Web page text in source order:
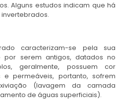
Alguns estudos indicam que há
caracterizam-se pela sua
por serem antigos, datados no
geralmente, possuem cor
permeáveis, portanto, sofrem
(lavagem da camada
de águas superficiais).